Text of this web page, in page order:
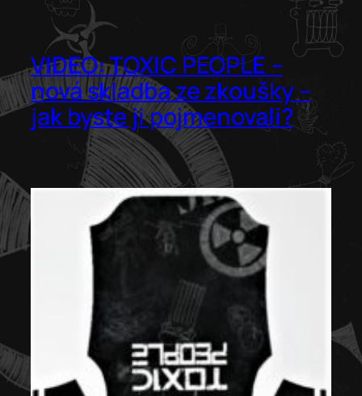
VIDEO: TOXIC PEOPLE –
nová skladba ze zkoušky –
jak byste ji pojmenovali?